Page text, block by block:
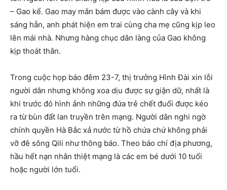
– Gao kể. Gao may mắn bám được vào cành cây và khi
sáng hẳn, anh phát hiện em trai cùng cha mẹ cũng kịp leo
lên mái nhà. Nhưng hàng chục dân làng của Gao không
kịp thoát thân.
Trong cuộc họp báo đêm 23-7, thị trưởng Hình Đài xin lỗi
người dân nhưng không xoa dịu được sự giận dữ, nhất là
khi trước đó hình ảnh những đứa trẻ chết đuối được kéo
ra từ bùn đất lan truyền trên mạng. Người dân nghi ngờ
chính quyền Hà Bắc xả nước từ hồ chứa chứ không phải
vỡ đê sông Qili như thông báo. Theo báo chí địa phương,
hầu hết nạn nhân thiệt mạng là các em bé dưới 10 tuổi
hoặc người lớn tuổi.